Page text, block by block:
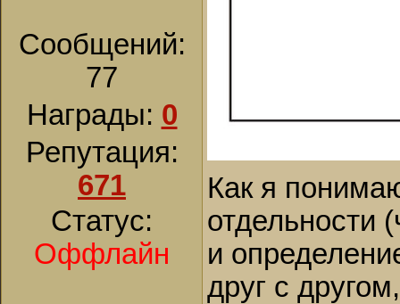
Сообщений:
77
Награды: 0
Репутация:
671
Статус:
Оффлайн
Как я
отдельности
и
друг с